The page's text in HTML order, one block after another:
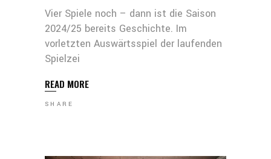
Vier Spiele noch – dann ist die Saison
2024/25 bereits Geschichte. Im
vorletzten Auswärtsspiel der laufenden
Spielzei
READ MORE
SHARE